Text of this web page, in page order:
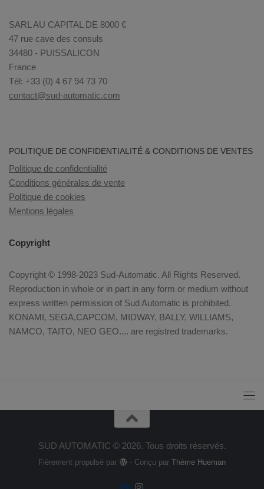
SARL AU CAPITAL DE 8000 €
47 rue cave des consuls
34480 - PUISSALICON
France
Tél: +33 (0) 4 67 94 73 70
contact@sud-automatic.com
POLITIQUE DE CONFIDENTIALITÉ & CONDITIONS DE VENTES
Politique de confidentialité
Conditions générales de vente
Politique de cookies
Mentions légales
Copyright
Copyright © 1998-2023 Sud-Automatic. All Rights Reserved.
Reproduction in whole or in part in any form or medium without
express written permission of Sud Automatic is prohibited.
KONAMI, SEGA,CAPCOM, MIDWAY, BALLY, WILLIAMS,
NAMCO, TAITO, NEO GEO.... are registred trademarks.
SUD AUTOMATIC © 2026. Tous droits réservés.
Fièrement propulsé par - Conçu par Thème Hueman